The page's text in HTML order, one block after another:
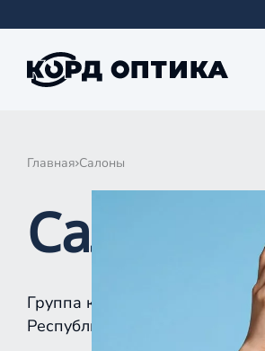
Главная Салоны
Салоны
Группа компаний «Корд
Республике Татарстан,